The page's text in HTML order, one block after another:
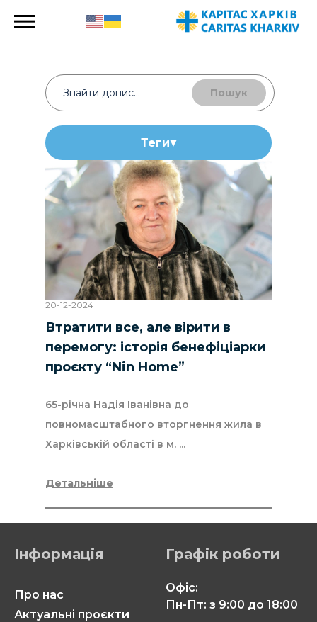
Пошук
Теги
20-12-2024
Втратити все, але вірити в
перемогу: історія бенефіціарки
проєкту “Nin Home”
65-річна Надія Іванівна до
повномасштабного вторгнення жила в
Харківській області в м. ...
Детальніше
Інформація
Про нас
Актуальні проєкти
Графік роботи
Офіс:
Пн-Пт: з 9:00 до 18:00